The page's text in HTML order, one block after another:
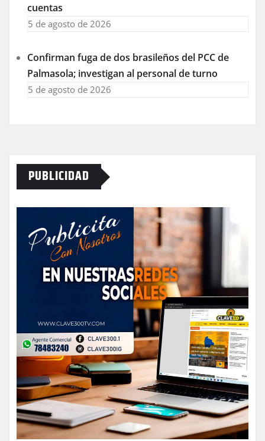
cuentas
5 de agosto de 2026
Confirman fuga de dos brasileños del PCC de
Palmasola; investigan al personal de turno
5 de agosto de 2026
PUBLICIDAD